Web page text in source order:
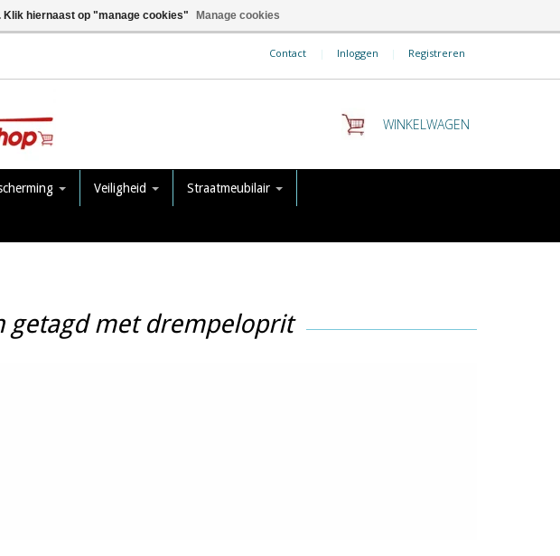
Contact | Inloggen | Registreren
WINKELWAGEN
Veiligheid Straatmeubilair
getagd met drempeloprit
Klik hiernaast op "manage cookies" Manage cookies